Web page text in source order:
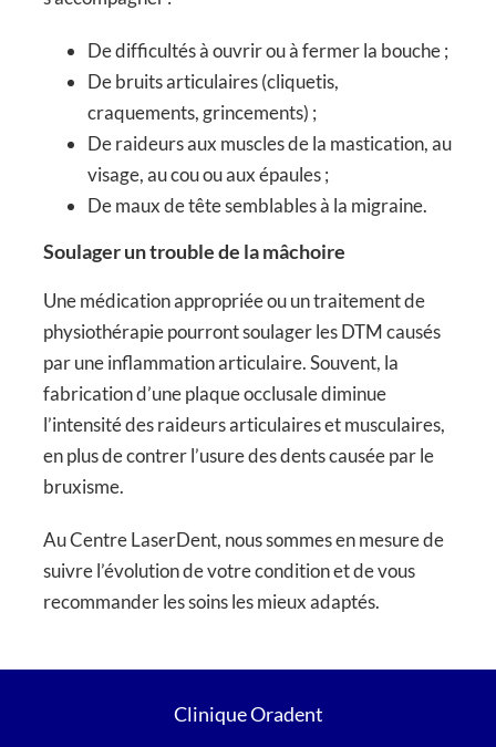
De difficultés à ouvrir ou à fermer la bouche ;
De bruits articulaires (cliquetis,
craquements, grincements) ;
De raideurs aux muscles de la mastication, au
visage, au cou ou aux épaules ;
De maux de tête semblables à la migraine.
Soulager un trouble de la mâchoire
Une médication appropriée ou un traitement de
physiothérapie pourront soulager les DTM causés
par une inflammation articulaire. Souvent, la
fabrication d’une plaque occlusale diminue
l’intensité des raideurs articulaires et musculaires,
en plus de contrer l’usure des dents causée par le
bruxisme.
Au Centre LaserDent, nous sommes en mesure de
suivre l’évolution de votre condition et de vous
recommander les soins les mieux adaptés.
Clinique Oradent